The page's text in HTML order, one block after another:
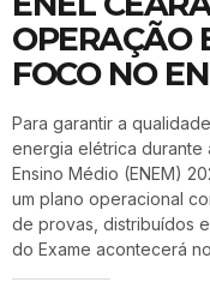
OPERAÇÃO
FOCO NO
Para garantir a
energia elétrica durante
Ensino Médio (ENEM)
um plano operacional
de provas, distribuídos
do Exame acontecerá